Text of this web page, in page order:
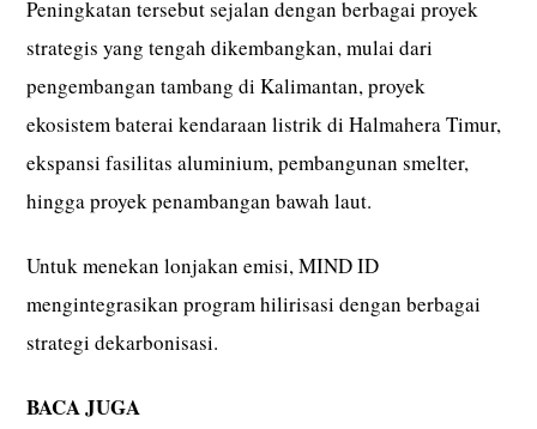
Peningkatan tersebut sejalan dengan berbagai proyek
strategis yang tengah dikembangkan, mulai dari
pengembangan tambang di Kalimantan, proyek
ekosistem baterai kendaraan listrik di Halmahera Timur,
ekspansi fasilitas aluminium, pembangunan smelter,
hingga proyek penambangan bawah laut.
Untuk menekan lonjakan emisi, MIND ID
mengintegrasikan program hilirisasi dengan berbagai
strategi dekarbonisasi.
BACA JUGA